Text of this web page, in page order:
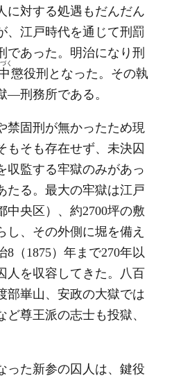
に対する処遇もだんだん
、江戸時代を通じて刑罰
であった。明治になり刑
く
懲役刑となった。その執
刑務所である。
固刑が無かったため現
もそも存在せず、未決囚
収監する牢獄のみがあっ
たる。最大の牢獄は江戸
中央区）、約2700坪の敷
し、その外側に堀を備え
（1875）年まで270年以
人を収容してきた。八百
部崋山、安政の大獄では
尊王派の志士も投獄、
た新参の囚人は、鍵役